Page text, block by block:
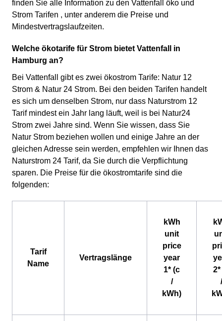
finden Sie alle Information zu den Vattenfall öko und
Strom Tarifen , unter anderem die Preise und
Mindestvertragslaufzeiten.
Welche ökotarife für Strom bietet Vattenfall in
Hamburg an?
Bei Vattenfall gibt es zwei ökostrom Tarife: Natur 12
Strom & Natur 24 Strom. Bei den beiden Tarifen handelt
es sich um denselben Strom, nur dass Naturstrom 12
Tarif mindest ein Jahr lang läuft, weil is bei Natur24
Strom zwei Jahre sind. Wenn Sie wissen, dass Sie
Natur Strom beziehen wollen und einige Jahre an der
gleichen Adresse sein werden, empfehlen wir Ihnen das
Naturstrom 24 Tarif, da Sie durch die Verpflichtung
sparen. Die Preise für die ökostromtarife sind die
folgenden:
Tarif
Name
Vertragslänge
kWh
unit
price
year
1* (c
/
kWh)
2*
/